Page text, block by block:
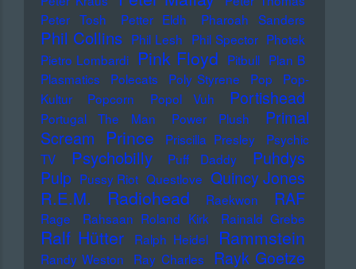
Peter Tosh
Petter Eldh Pharoah Sanders
Phil Collins Phil Lesh Phil Spector Photek
Pietro Lombardi
Pink Floyd Pitbull Plan B
Plasmatics
Polecats Poly Styrene Pop
Pop-
Kultur
Popcorn Popol Vuh Portishead
Portugal The Man Power Plush
Primal
Scream
Prince Priscilla Presley
Psychic
TV
Psychobilly Puff Daddy
Puhdys
Pulp Pussy Riot Questlove Quincy Jones
R.E.M. Radiohead Raekwon RAF
Rage Rahsaan Roland Kirk Rainald Grebe
Ralf Hütter Ralph Heidel Rammstein
Randy Weston Ray Charles Rayk Goetze